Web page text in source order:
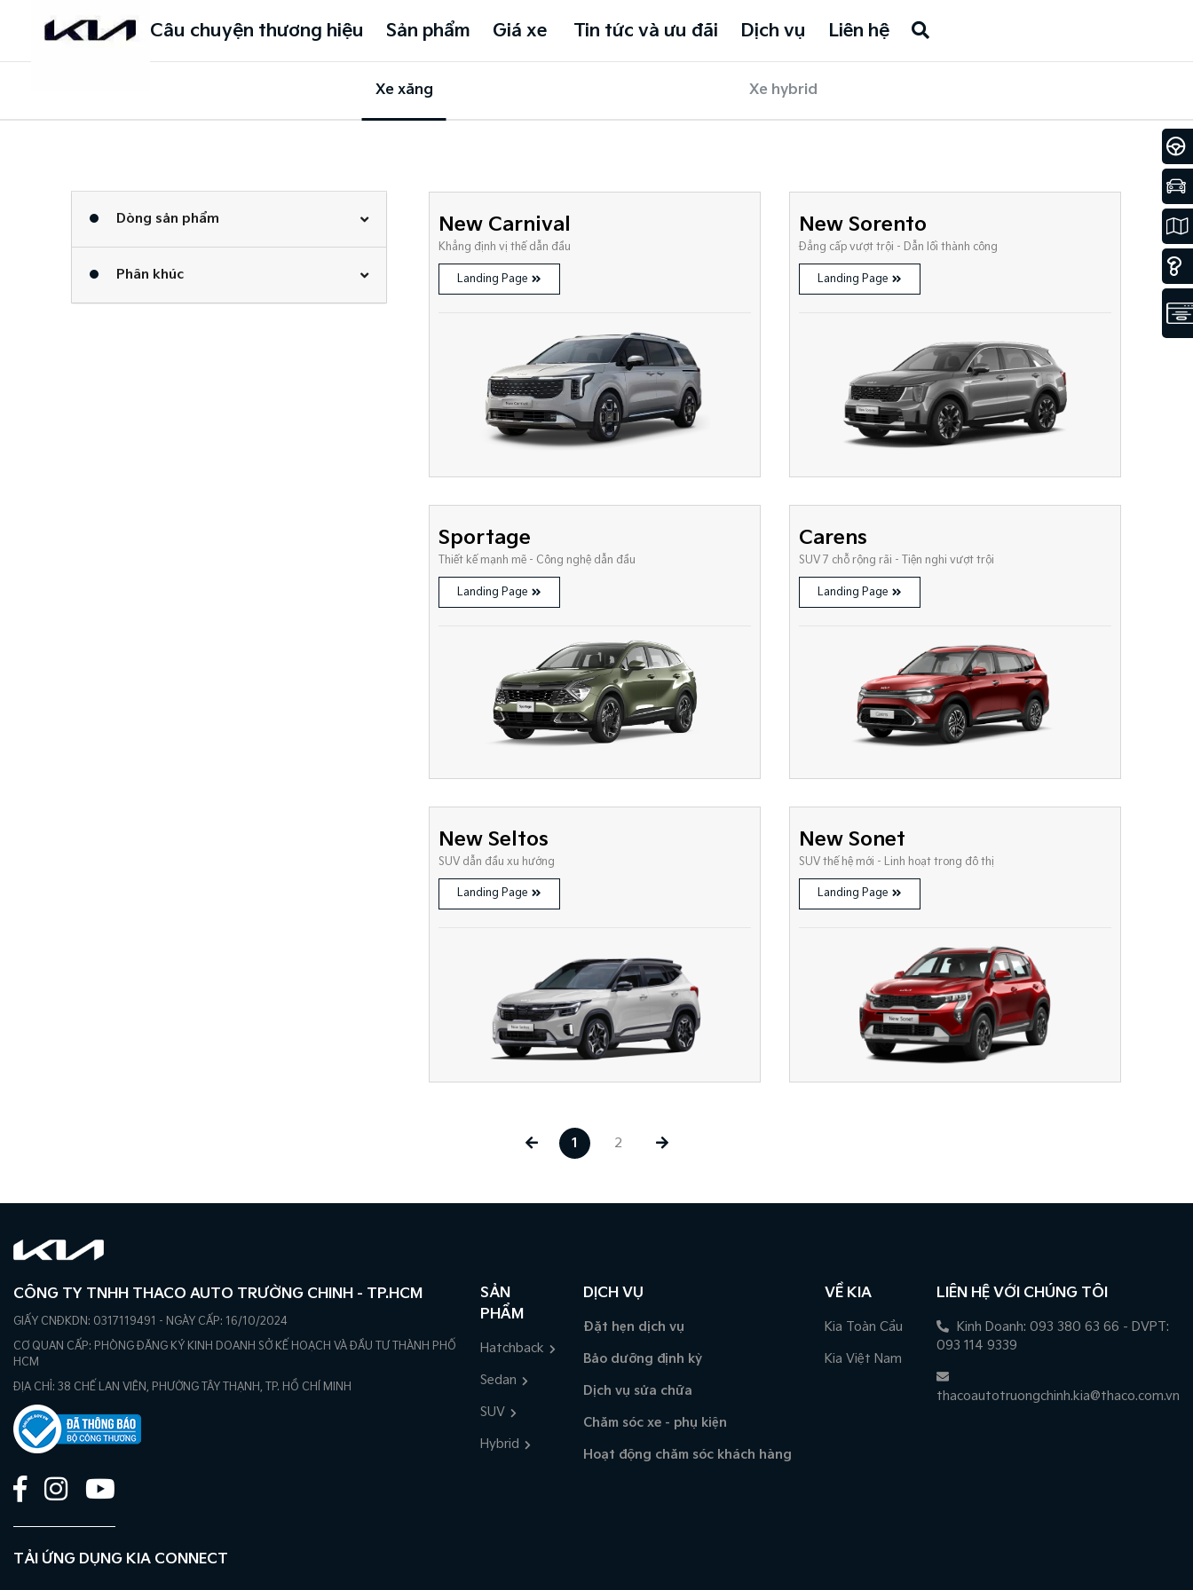
Câu chuyện thương hiệu Sản phẩm Giá xe Tin tức và ưu đãi Dịch vụ Liên hệ
Xe xăng Xe hybrid
Dòng sản phẩm
Phân khúc
New Carnival
Khẳng định vị thế dẫn đầu
Landing Page
New Sorento
Đẳng cấp vượt trội - Dẫn lối thành công
Landing Page
Sportage
Thiết kế mạnh mẽ - Công nghệ dẫn đầu
Landing Page
Carens
SUV 7 chỗ rộng rãi - Tiện nghi vượt trội
Landing Page
New Seltos
SUV dẫn đầu xu hướng
Landing Page
New Sonet
SUV thế hệ mới - Linh hoạt trong đô thị
Landing Page
1 2
CÔNG TY TNHH THACO AUTO TRƯỜNG CHINH - TP.HCM
GIẤY CNĐKDN: 0317119491 - NGÀY CẤP: 16/10/2024
CƠ QUAN CẤP: PHÒNG ĐĂNG KÝ KINH DOANH SỞ KẾ HOẠCH VÀ ĐẦU TƯ THÀNH PHỐ
HCM
ĐỊA CHỈ: 38 CHẾ LAN VIÊN, PHƯỜNG TÂY THẠNH, TP. HỒ CHÍ MINH
TẢI ỨNG DỤNG KIA CONNECT
SẢN
PHẨM
Hatchback
Sedan
SUV
Hybrid
DỊCH VỤ
Đặt hẹn dịch vụ
Bảo dưỡng định kỳ
Dịch vụ sửa chữa
Chăm sóc xe - phụ kiện
Hoạt động chăm sóc khách hàng
VỀ KIA
Kia Toàn Cầu
Kia Việt Nam
LIÊN HỆ VỚI CHÚNG TÔI
Kinh Doanh: 093 380 63 66 - DVPT:
093 114 9339
thacoautotruongchinh.kia@thaco.com.vn